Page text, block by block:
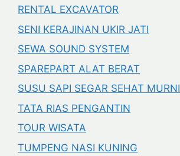
RENTAL EXCAVATOR
SENI KERAJINAN UKIR JATI
SEWA SOUND SYSTEM
SPAREPART ALAT BERAT
SUSU SAPI SEGAR SEHAT MURNI
TATA RIAS PENGANTIN
TOUR WISATA
TUMPENG NASI KUNING